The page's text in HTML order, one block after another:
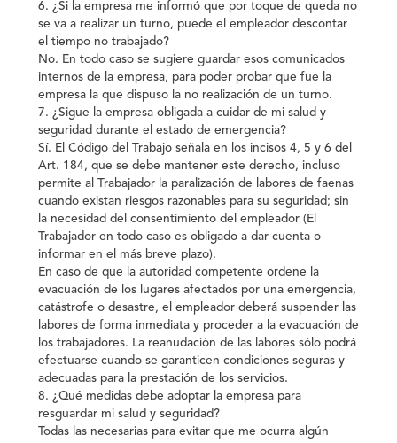
6. ¿Si la empresa me informó que por toque de queda no
se va a realizar un turno, puede el empleador descontar
el tiempo no trabajado?
No. En todo caso se sugiere guardar esos comunicados
internos de la empresa, para poder probar que fue la
empresa la que dispuso la no realización de un turno.
7. ¿Sigue la empresa obligada a cuidar de mi salud y
seguridad durante el estado de emergencia?
Sí. El Código del Trabajo señala en los incisos 4, 5 y 6 del
Art. 184, que se debe mantener este derecho, incluso
permite al Trabajador la paralización de labores de faenas
cuando existan riesgos razonables para su seguridad; sin
la necesidad del consentimiento del empleador (El
Trabajador en todo caso es obligado a dar cuenta o
informar en el más breve plazo).
En caso de que la autoridad competente ordene la
evacuación de los lugares afectados por una emergencia,
catástrofe o desastre, el empleador deberá suspender las
labores de forma inmediata y proceder a la evacuación de
los trabajadores. La reanudación de las labores sólo podrá
efectuarse cuando se garanticen condiciones seguras y
adecuadas para la prestación de los servicios.
8. ¿Qué medidas debe adoptar la empresa para
resguardar mi salud y seguridad?
Todas las necesarias para evitar que me ocurra algún